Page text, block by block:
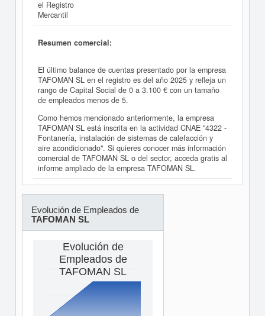
el Registro
Mercantil
Resumen comercial:
El último balance de cuentas presentado por la empresa
TAFOMAN SL en el registro es del año 2025 y refleja un
rango de Capital Social de 0 a 3.100 € con un tamaño
de empleados menos de 5.
Como hemos mencionado anteriormente, la empresa
TAFOMAN SL está inscrita en la actividad CNAE "4322 -
Fontanería, instalación de sistemas de calefacción y
aire acondicionado". Si quieres conocer más información
comercial de TAFOMAN SL o del sector, acceda gratis al
informe ampliado de la empresa TAFOMAN SL.
Evolución de Empleados de
TAFOMAN SL
Evolución de
Empleados de
TAFOMAN SL